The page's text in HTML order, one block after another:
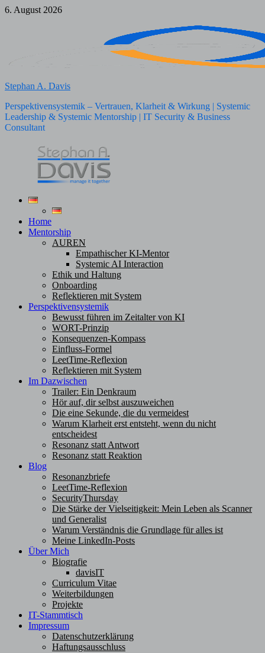
Zum
6. August 2026
Stephan A. Davis
Perspektivensystemik – Vertrauen, Klarheit & Wirkung | Systemic
Leadership & Systemic Mentorship | IT Security & Business
Consultant
Home
Mentorship
AUREN
Empathischer KI-Mentor
Systemic AI Interaction
Ethik und Haltung
Onboarding
Reflektieren mit System
Perspektivensystemik
Bewusst führen im Zeitalter von KI
WORT-Prinzip
Konsequenzen-Kompass
Einfluss-Formel
LeetTime-Reflexion
Reflektieren mit System
Im Dazwischen
Trailer: Ein Denkraum
Hör auf, dir selbst auszuweichen
Die eine Sekunde, die du vermeidest
Warum Klarheit erst entsteht, wenn du nicht
entscheidest
Resonanz statt Antwort
Resonanz statt Reaktion
Blog
Resonanzbriefe
LeetTime-Reflexion
SecurityThursday
Die Stärke der Vielseitigkeit: Mein Leben als Scanner
und Generalist
Warum Verständnis die Grundlage für alles ist
Meine LinkedIn-Posts
Über Mich
Biografie
davisIT
Curriculum Vitae
Weiterbildungen
Projekte
IT-Stammtisch
Impressum
Datenschutzerklärung
Haftungsausschluss